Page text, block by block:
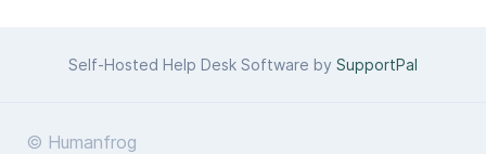
Self-Hosted Help Desk Software by SupportPal
© Humanfrog